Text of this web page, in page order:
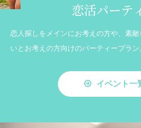
恋活パーテ
恋人探しをメインにお考えの方や、素
いとお考えの方向けのパーティープラン
イベント一